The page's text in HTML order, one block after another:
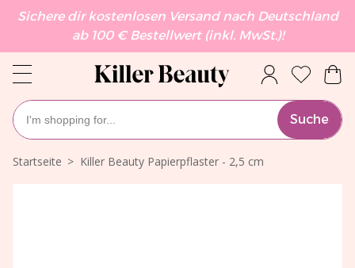
Sichere dir kostenlosen Versand nach Deutschland
ab 100 € Bestellwert (inkl. MwSt.)!
Suche
Startseite Killer Beauty Papierpflaster - 2,5 cm